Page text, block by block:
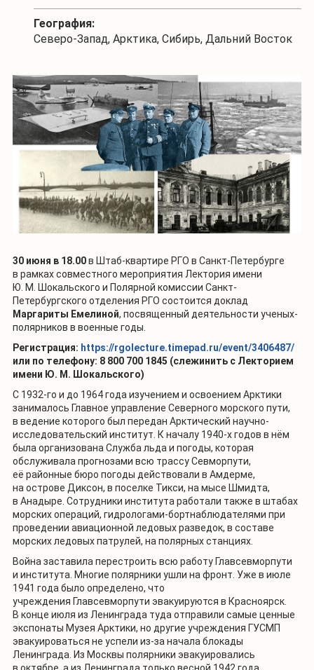
География:
Северо-Запад, Арктика, Сибирь, Дальний Восток
30 июня в 18.00в Штаб-квартире РГО в Санкт-Петербурге
в рамках совместного мероприятия Лектория имени
Ю. М. Шокальского и Полярной комиссии Санкт-
Петербургского отделения РГО состоится доклад
Маргариты Емелиной, посвященный деятельности ученых-
полярников в военные годы.
Регистрация: https://rgolecture.timepad.ru/event/3406487/
или по телефону: 8 800 700 1845 (слежинить с Лекторием
имени Ю. М. Шокальского)
С 1932-го и до 1964года изучением и освоением Арктики
занималось Главное управление Северного морского пути,
в ведение которого был передан Арктический научно-
исследовательский институт. К началу 1940-х годов в нём
была организована Служба льда и погоды, которая
обслуживала прогнозами всю трассуСевморпути,
её районные бюро погоды действовали в Амдерме,
на острове Диксон, в поселке Тикси, на мысе Шмидта,
в Анадыре. Сотрудники института работали также в штабах
морских операций, гидрологами-бортнаблюдателями при
проведении авиационной ледовых разведок, в составе
морских ледовых патрулей, на полярных станциях.
Война заставила перестроить всю работу Главсевморпути
и института. Многие полярники ушли на фронт. Уже в июле
1941 года было определено, что
учреждения Главсевморпути эвакуируются в Красноярск.
В конце июля из Ленинграда туда отправили самые ценные
экспонаты Музея Арктики, но другие учреждения ГУСМП
эвакуироваться не успели из-за начала блокады
Ленинграда. Из Москвы полярники эвакуировались